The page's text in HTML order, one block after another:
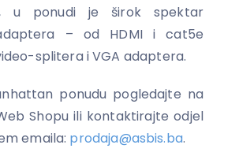
u ponudi je širok spektar
– od HDMI i cat5e
splitera i VGA adaptera.
ponudu pogledajte na
Shopu ili kontaktirajte odjel
emaila: prodaja@asbis.ba.